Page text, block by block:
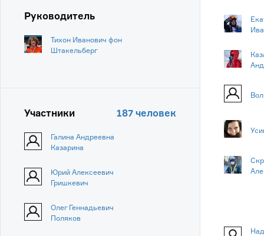
Руководитель
Тихон Иванович фон
Штакельберг
Участники 187 человек
Галина Андреевна
Казарина
Юрий Алексеевич
Гришкевич
Олег Геннадьевич
Поляков